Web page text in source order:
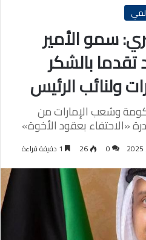
سمو الأمير
بالشكر
ولنائب الرئيس
وشعب الإمارات من
«الاحتفاء بعقود الأخوة»
0
26